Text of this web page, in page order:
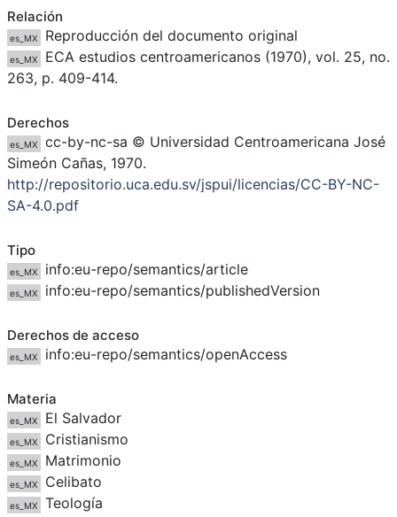
Relación
es_MX Reproducción del documento original
es_MX
ECA estudios centroamericanos (1970), vol. 25, no.
263, p. 409-414.
Derechos
es_MX
cc-by-nc-sa © Universidad Centroamericana José
Simeón Cañas, 1970.
http://repositorio.uca.edu.sv/jspui/licencias/CC-BY-NC-
SA-4.0.pdf
Tipo
es_MX info:eu-repo/semantics/article
es_MX info:eu-repo/semantics/publishedVersion
Derechos de acceso
es_MX info:eu-repo/semantics/openAccess
Materia
es_MX El Salvador
es_MX Cristianismo
es_MX Matrimonio
es_MX Celibato
es_MX
Teología